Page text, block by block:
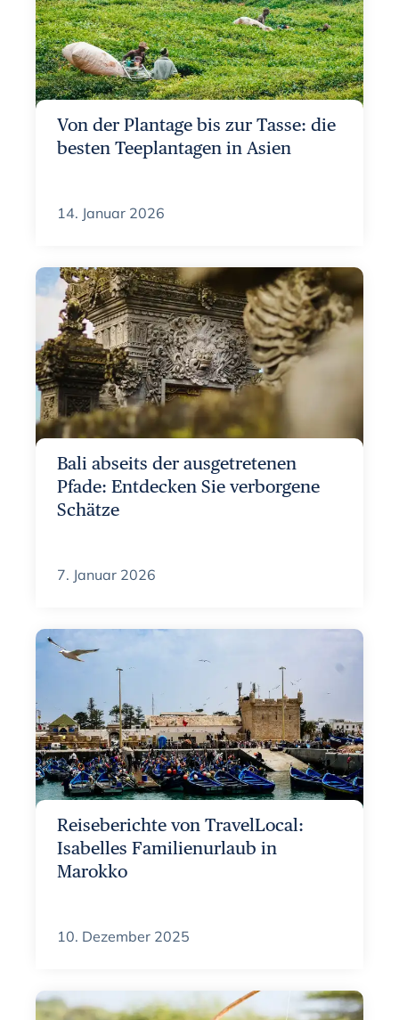
Von der Plantage bis zur Tasse: die
besten Teeplantagen in Asien
14. Januar 2026
Bali abseits der ausgetretenen
Pfade: Entdecken Sie verborgene
Schätze
7. Januar 2026
Reiseberichte von TravelLocal:
Isabelles Familienurlaub in
Marokko
10. Dezember 2025